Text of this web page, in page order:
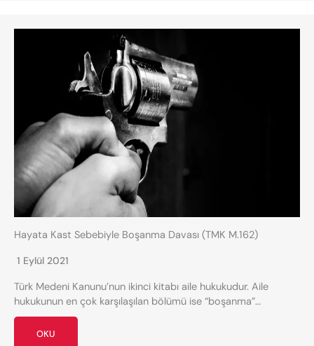
Hayata Kast Sebebiyle Boşanma Davası (TMK M.162)
1 Eylül 2021
Türk Medeni Kanunu’nun ikinci kitabı aile hukukudur. Aile
hukukunun en çok karşılaşılan bölümü ise “boşanma”…
OKU